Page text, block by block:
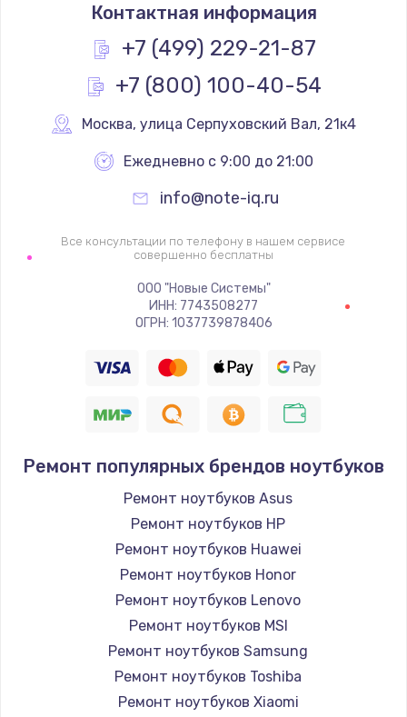
Контактная информация
+7 (499) 229-21-87
+7 (800) 100-40-54
Москва, улица Серпуховский Вал, 21к4
Ежедневно с 9:00 до 21:00
info@note-iq.ru
Все консультации по телефону в нашем сервисе
совершенно бесплатны
ООО "Новые Системы"
ИНН: 7743508277
ОГРН: 1037739878406
Ремонт популярных брендов ноутбуков
Ремонт ноутбуков Asus
Ремонт ноутбуков HP
Ремонт ноутбуков Huawei
Ремонт ноутбуков Honor
Ремонт ноутбуков Lenovo
Ремонт ноутбуков MSI
Ремонт ноутбуков Samsung
Ремонт ноутбуков Toshiba
Ремонт ноутбуков Xiaomi